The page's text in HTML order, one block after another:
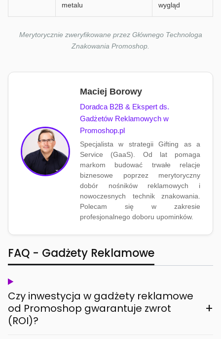
metalu
wygląd
Merytorycznie zweryfikowane przez Głównego Technologa
Znakowania Promoshop.
Maciej Borowy
Doradca B2B & Ekspert ds.
Gadżetów Reklamowych w
Promoshop.pl
Specjalista w strategii Gifting as a
Service (GaaS). Od lat pomaga
markom budować trwałe relacje
biznesowe poprzez merytoryczny
dobór nośników reklamowych i
nowoczesnych technik znakowania.
Polecam się w zakresie
profesjonalnego doboru upominków.
FAQ - Gadżety Reklamowe
Czy inwestycja w gadżety reklamowe
od Promoshop gwarantuje zwrot
(ROI)?
+